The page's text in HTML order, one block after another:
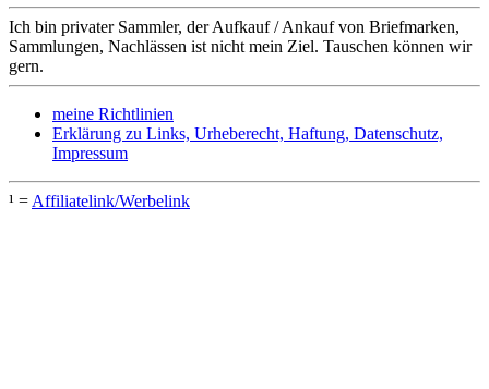
Ich bin privater Sammler, der Aufkauf / Ankauf von Briefmarken,
Sammlungen, Nachlässen ist nicht mein Ziel. Tauschen können wir
gern.
meine Richtlinien
Erklärung zu Links, Urheberecht, Haftung, Datenschutz,
Impressum
¹ = Affiliatelink/Werbelink